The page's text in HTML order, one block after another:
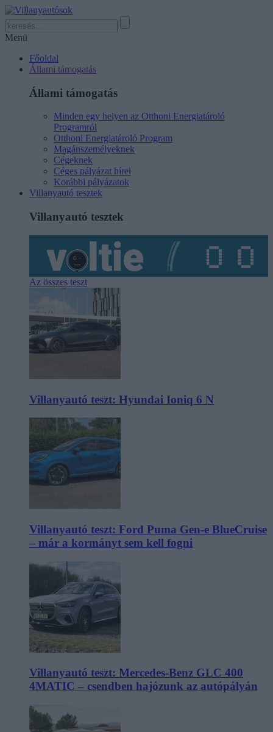
Menü
Főoldal
Állami támogatás
Állami támogatás
Minden egy helyen az Otthoni Energiatároló
Programról
Otthoni Energiatároló Program
Magánszemélyeknek
Cégeknek
Céges pályázat hírei
Korábbi pályázatok
Villanyautó tesztek
Villanyautó tesztek
Az összes teszt
Villanyautó teszt: Hyundai Ioniq 6 N
Villanyautó teszt: Ford Puma Gen-e BlueCruise
– már a kormányt sem kell fogni
Villanyautó teszt: Mercedes-Benz GLC 400
4MATIC – csendben hajózunk az autópályán